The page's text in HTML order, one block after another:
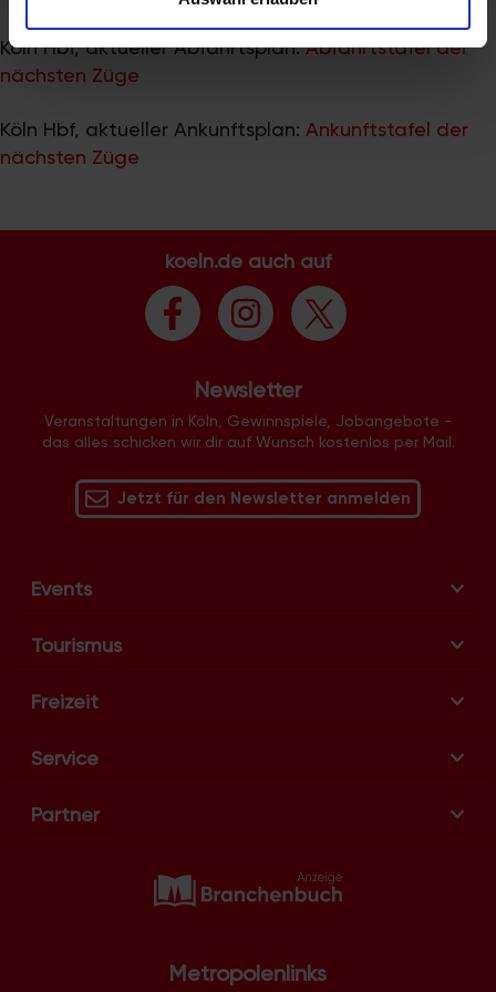
analysieren. Außerdem geben wir Informationen zu Ihrer
Verwendung unserer Website an unsere Partner für
soziale Medien, Werbung und Analysen weiter. Unsere
weiteren Daten zusammen, die Sie ihnen bereitgestellt
haben oder die sie im Rahmen Ihrer Nutzung der Dienste
Köln Hbf, aktueller Abfahrtsplan:Abfahrtstafel der
nächsten Züge
Köln Hbf, aktueller Ankunftsplan: Ankunftstafel der
nächsten Züge
koeln.de auch auf
Newsletter
Veranstaltungen in Köln, Gewinnspiele, Jobangebote -
das alles schicken wir dir auf Wunsch kostenlos per Mail.
Jetzt für den Newsletter anmelden
Events
Tourismus
Freizeit
Service
Partner
Metropolenlinks